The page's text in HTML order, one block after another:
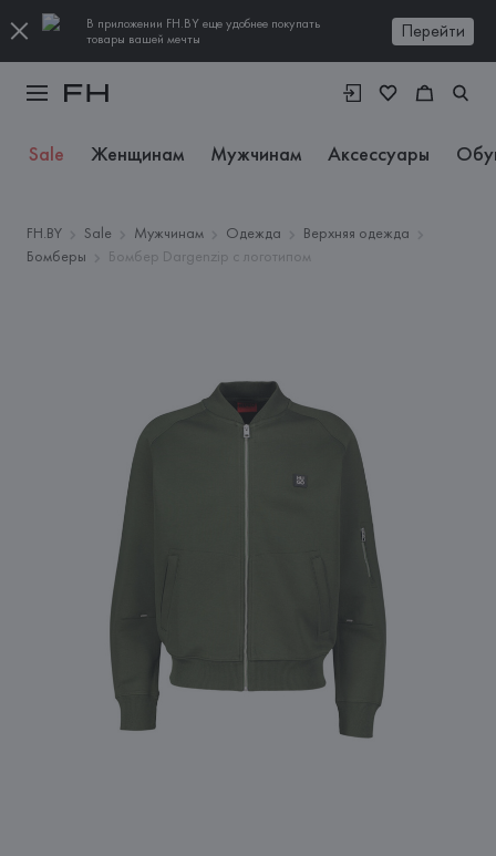
В приложении FH.BY еще удобнее покупать
товары вашей мечты
Перейти
Sale Женщинам Мужчинам Аксессуары
FH.BY Sale Мужчинам Одежда
Верхняя одежда
Бомберы
Бомбер Dargenzip с логотипом